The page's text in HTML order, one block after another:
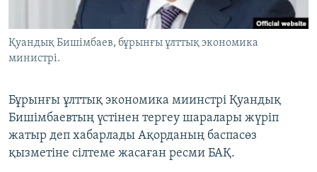
Басқа тілдерде
Қуандық Бишімбаев, бұрынғы ұлттық экономика
министрі.
Бұрынғы ұлттық экономика миинстрі Қуандық
Бишімбаевтың үстінен тергеу шаралары жүріп
жатыр деп хабарлады Ақорданың баспасөз
қызметіне сілтеме жасаған ресми БАҚ.